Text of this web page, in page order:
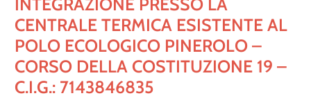
INTEGRAZIONE PRESSO LA
CENTRALE TERMICA ESISTENTE AL
POLO ECOLOGICO PINEROLO –
CORSO DELLA COSTITUZIONE 19 –
C.I.G.: 7143846835